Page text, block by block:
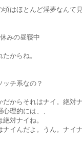
はほとんど淫夢なんて
みの昼寝中
からね。
ッチ系なの？
からそれはナイ。絶対
理的には、、
対ナイね。
イんだよ。うん。ナイ